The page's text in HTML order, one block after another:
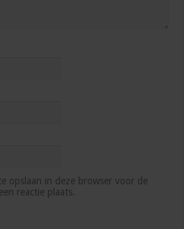
opslaan in deze browser voor de
reactie plaats.